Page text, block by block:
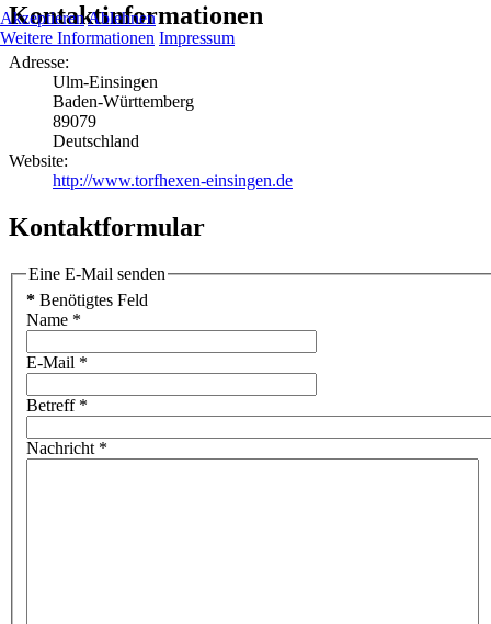
Kontaktinformationen
Adresse:
Ulm-Einsingen
Baden-Württemberg
89079
Deutschland
Website:
http://www.torfhexen-einsingen.de
Kontaktformular
Eine E-Mail senden
* Benötigtes Feld
Name *
E-Mail *
Betreff*
Nachricht *
Akzeptieren Ablehnen
Weitere Informationen Impressum